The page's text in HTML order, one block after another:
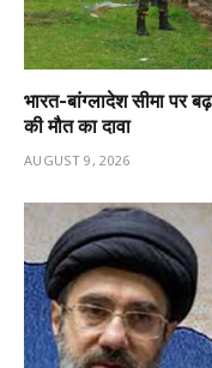
भारत-बांग्लादेश सीमा पर
की मौत का दावा
AUGUST 9, 2026